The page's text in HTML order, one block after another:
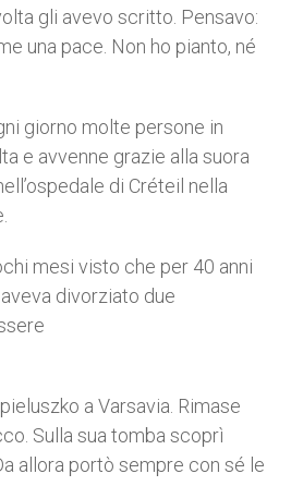
gli avevo scritto. Pensavo:
una pace. Non ho pianto, né
giorno molte persone in
e avvenne grazie alla suora
di Créteil nella
mesi visto che per 40 anni
divorziato due
a Varsavia. Rimase
Sulla sua tomba scoprì
allora portò sempre con sé le